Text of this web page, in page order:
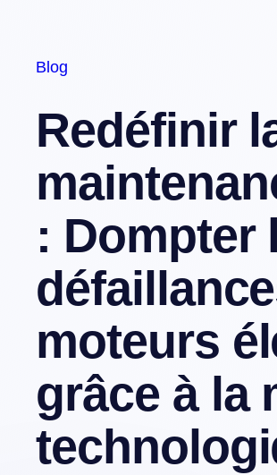
Blog
Redéfinir
: Dompter
moteurs
grâce à la